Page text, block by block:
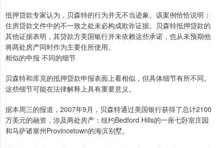
抵押贷款专家认为，贝森特的行为并无不当迹象。该案例恰恰说明：
住房贷款文件中的不一致之处未必构成欺诈证据。贝森特抵押贷款的
其他证据表明，其贷款方美国银行并未依赖这些承诺，也从未预期他
将两处房产同时作为主要住所使用。
相似的申报 不同的细节
贝森特和库克的抵押贷款申报表面上看相似，但具体细节有所不同。
这些细节可能在法律解释上具有重要意义。
据本周三的报道，2007年9月，贝森特通过美国银行获得了总计2100
万美元的融资，涉及两处房产：纽约Bedford Hills的一座七卧室庄园
和马萨诸塞州Provincetown的海滨别墅。